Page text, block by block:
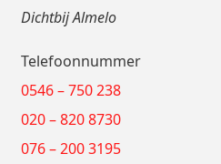
Dichtbij Almelo
Telefoonnummer
0546 – 750 238
020 – 820 8730
076 – 200 3195